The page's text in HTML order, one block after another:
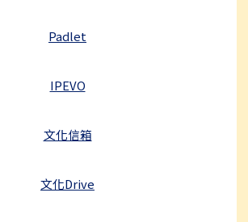
Padlet
IPEVO
文化信箱
文化Drive